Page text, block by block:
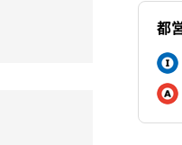
都